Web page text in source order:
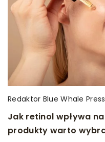
Redaktor Blue Whale Press
Jak wybrać
napisania pracy
Redaktor Blue Whale Press
Jak retinol wpływa
produkty warto
infanterplace /28 marca
Domowe sposoby na
Niektóre z nas